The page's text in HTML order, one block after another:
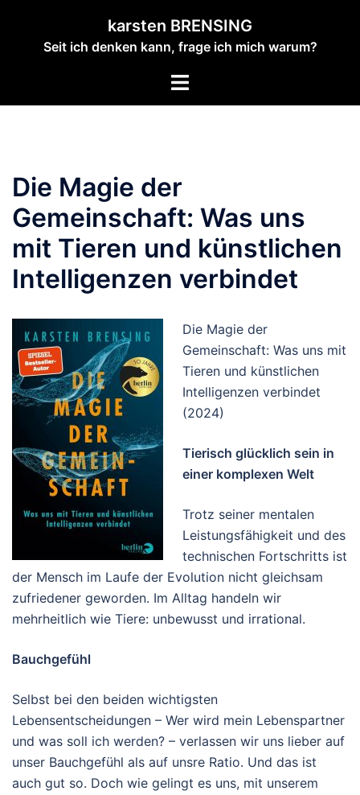
springen
karsten BRENSING
Seit ich denken kann, frage ich mich warum?
Menü
Die Magie der
Gemeinschaft: Was uns
mit Tieren und künstlichen
Intelligenzen verbindet
Die Magie der
Gemeinschaft: Was uns mit
Tieren und künstlichen
Intelligenzen verbindet
(2024)
Tierisch glücklich sein in
einer komplexen Welt
Trotz seiner mentalen
Leistungsfähigkeit und des
technischen Fortschritts ist
der Mensch im Laufe der Evolution nicht gleichsam
zufriedener geworden. Im Alltag handeln wir
mehrheitlich wie Tiere: unbewusst und irrational.
Bauchgefühl
Selbst bei den beiden wichtigsten
Lebensentscheidungen – Wer wird mein Lebenspartner
und was soll ich werden? – verlassen wir uns lieber auf
unser Bauchgefühl als auf unsre Ratio. Und das ist
auch gut so. Doch wie gelingt es uns, mit unserem